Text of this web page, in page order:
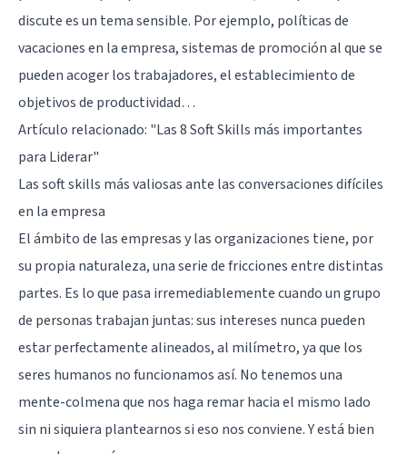
discute es un tema sensible. Por ejemplo, políticas de
vacaciones en la empresa, sistemas de promoción al que se
pueden acoger los trabajadores, el establecimiento de
objetivos de productividad…
Artículo relacionado: "Las 8 Soft Skills más importantes
para Liderar"
Las soft skills más valiosas ante las conversaciones difíciles
en la empresa
El ámbito de las empresas y las organizaciones tiene, por
su propia naturaleza, una serie de fricciones entre distintas
partes. Es lo que pasa irremediablemente cuando un grupo
de personas trabajan juntas: sus intereses nunca pueden
estar perfectamente alineados, al milímetro, ya que los
seres humanos no funcionamos así. No tenemos una
mente-colmena que nos haga remar hacia el mismo lado
sin ni siquiera plantearnos si eso nos conviene. Y está bien